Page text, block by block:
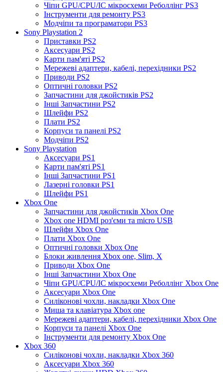
Чіпи GPU/CPU/IC мікросхеми Реболлінг PS3
Інструменти для ремонту PS3
Модчіпи та програматори PS3
Sony Playstation 2
Приставки PS2
Аксесуари PS2
Карти пам'яті PS2
Мережеві адаптери, кабелі, перехідники PS2
Приводи PS2
Оптичні головки PS2
Запчастини для джойстиків PS2
Інші Запчастини PS2
Шлейфи PS2
Плати PS2
Корпуси та панелі PS2
Модчіпи PS2
Sony Playstation
Аксесуари PS1
Карти пам'яті PS1
Інші Запчастини PS1
Лазерні головки PS1
Шлейфи PS1
Xbox One
Запчастини для джойстиків Xbox One
Xbox one HDMI роз'єми та micro USB
Шлейфи Xbox One
Плати Xbox One
Оптичні головки Xbox One
Блоки живлення Xbox one, Slim, X
Приводи Xbox One
Інші Запчастини Xbox One
Чіпи GPU/CPU/IC мікросхеми Реболлінг Xbox One
Аксесуари Xbox One
Силіконові чохли, накладки Xbox One
Миша та клавіатура Xbox one
Мережеві адаптери, кабелі, перехідники Xbox One
Корпуси та панелі Xbox One
Інструменти для ремонту Xbox One
Xbox 360
Силіконові чохли, накладки Xbox 360
Аксесуари Xbox 360